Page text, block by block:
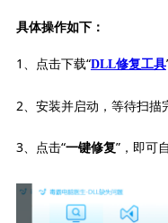
具体操作如下：
1、点击下载“DLL修复工具
2、安装并启动，等待扫描
3、点击“一键修复”，即可